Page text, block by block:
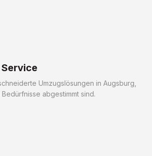
Umzugslösungen in Augsburg,
abgestimmt sind.